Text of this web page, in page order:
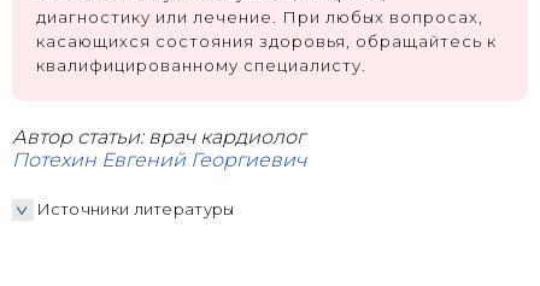
диагностику или лечение. При любых вопросах,
касающихся состояния здоровья, обращайтесь к
квалифицированному специалисту.
Автор статьи: врач кардиолог
Потехин Евгений Георгиевич
Источники литературы